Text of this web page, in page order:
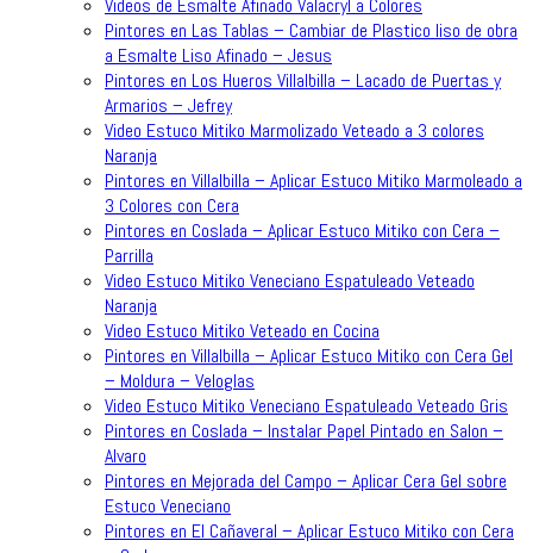
Videos de Esmalte Afinado Valacryl a Colores
Pintores en Las Tablas – Cambiar de Plastico liso de obra
a Esmalte Liso Afinado – Jesus
Pintores en Los Hueros Villalbilla – Lacado de Puertas y
Armarios – Jefrey
Video Estuco Mitiko Marmolizado Veteado a 3 colores
Naranja
Pintores en Villalbilla – Aplicar Estuco Mitiko Marmoleado a
3 Colores con Cera
Pintores en Coslada – Aplicar Estuco Mitiko con Cera –
Parrilla
Video Estuco Mitiko Veneciano Espatuleado Veteado
Naranja
Video Estuco Mitiko Veteado en Cocina
Pintores en Villalbilla – Aplicar Estuco Mitiko con Cera Gel
– Moldura – Veloglas
Video Estuco Mitiko Veneciano Espatuleado Veteado Gris
Pintores en Coslada – Instalar Papel Pintado en Salon –
Alvaro
Pintores en Mejorada del Campo – Aplicar Cera Gel sobre
Estuco Veneciano
Pintores en El Cañaveral – Aplicar Estuco Mitiko con Cera